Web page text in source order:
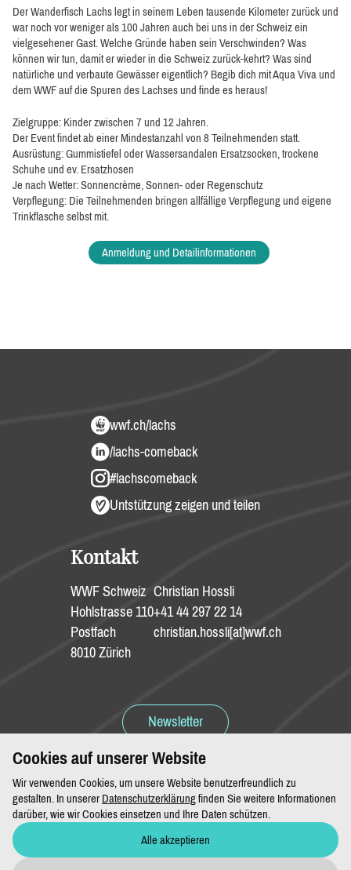
Der Wanderfisch Lachs legt in seinem Leben tausende Kilometer zurück und
war noch vor weniger als 100 Jahren auch bei uns in der Schweiz ein
vielgesehener Gast. Welche Gründe haben sein Verschwinden? Was
können wir tun, damit er wieder in die Schweiz zurück-kehrt? Was sind
natürliche und verbaute Gewässer eigentlich? Begib dich mit Aqua Viva und
dem WWF auf die Spuren des Lachses und finde es heraus!
Zielgruppe: Kinder zwischen 7 und 12 Jahren.
Der Event findet ab einer Mindestanzahl von 8 Teilnehmenden statt.
Ausrüstung: Gummistiefel oder Wassersandalen Ersatzsocken, trockene
Schuhe und ev. Ersatzhosen
Je nach Wetter: Sonnencrème, Sonnen- oder Regenschutz
Verpflegung: Die Teilnehmenden bringen allfällige Verpflegung und eigene
Trinkflasche selbst mit.
Anmeldung und Detailinformationen
wwf.ch/lachs
/lachs-comeback
#lachscomeback
Untstützung zeigen und teilen
Kontakt
WWF Schweiz
Hohlstrasse 110
Postfach
8010 Zürich
Christian Hossli
+41 44 297 22 14
christian.hossli[at]wwf.ch
Newsletter
Spenden
Impressum & Datenschutz
Cookies auf unserer Website
Wir verwenden Cookies, um unsere Website benutzerfreundlich zu
gestalten. In unsererDatenschutzerklärungfinden Sie weitere Informationen
darüber, wie wir Cookies einsetzen und Ihre Daten schützen.
Alle akzeptieren